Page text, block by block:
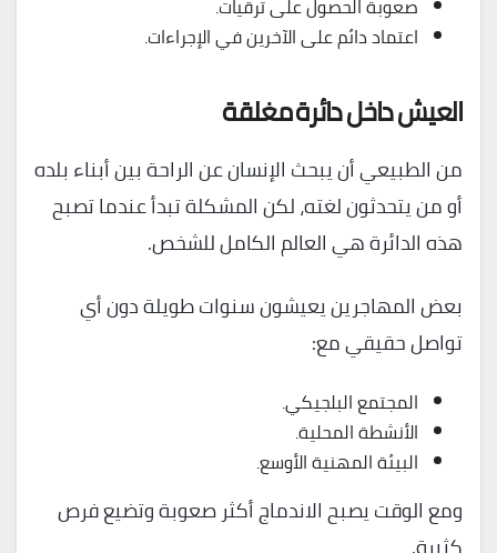
صعوبة الحصول على ترقيات.
اعتماد دائم على الآخرين في الإجراءات.
العيش داخل دائرة مغلقة
من الطبيعي أن يبحث الإنسان عن الراحة بين أبناء بلده
أو من يتحدثون لغته، لكن المشكلة تبدأ عندما تصبح
هذه الدائرة هي العالم الكامل للشخص.
بعض المهاجرين يعيشون سنوات طويلة دون أي
تواصل حقيقي مع:
المجتمع البلجيكي.
الأنشطة المحلية.
البيئة المهنية الأوسع.
ومع الوقت يصبح الاندماج أكثر صعوبة وتضيع فرص